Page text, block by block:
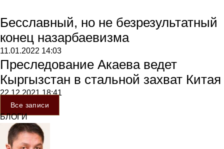
Бесславный, но не безрезультатный
конец назарбаевизма
11.01.2022 14:03
Преследование Акаева ведет
Кыргызстан в стальной захват Китая
22.12.202118:41
Все записи
БЛОГИ